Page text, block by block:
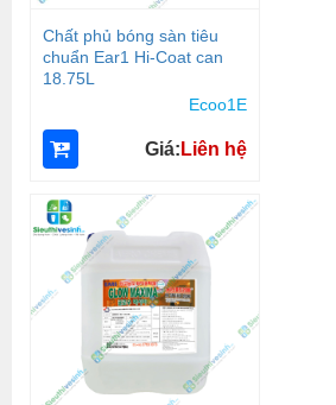
Chất phủ bóng sàn tiêu
chuẩn Ear1 Hi-Coat can
18.75L
Ecoo1E
Giá: Liên hệ